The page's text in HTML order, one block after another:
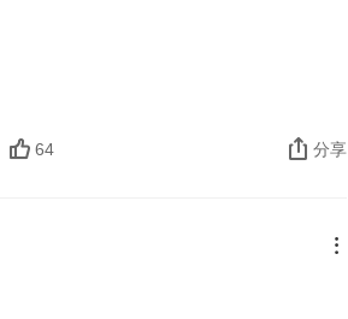
64 分享